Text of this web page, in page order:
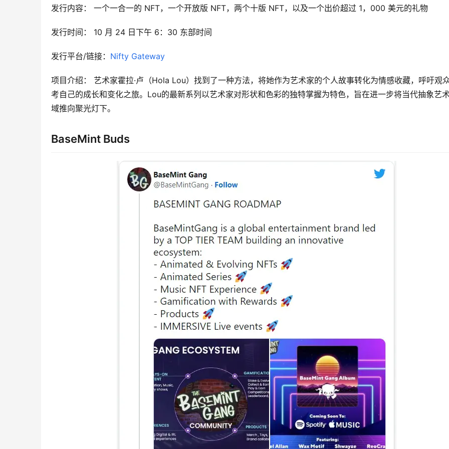
发行内容： 一个一合一的 NFT，一个开放版 NFT，两个十版 NFT，以及一个出价超过 1，000 美元的礼物
发行时间： 10 月 24 日下午 6：30 东部时间
发行平台/链接： Nifty Gateway
项目介绍： 艺术家霍拉·卢（Hola Lou）找到了一种方法，将她作为艺术家的个人故事转化为情感收藏，呼吁观
考自己的成长和变化之旅。Lou的最新系列以艺术家对形状和色彩的独特掌握为特色，旨在进一步将当代抽象艺
域推向聚光灯下。
BaseMint Buds